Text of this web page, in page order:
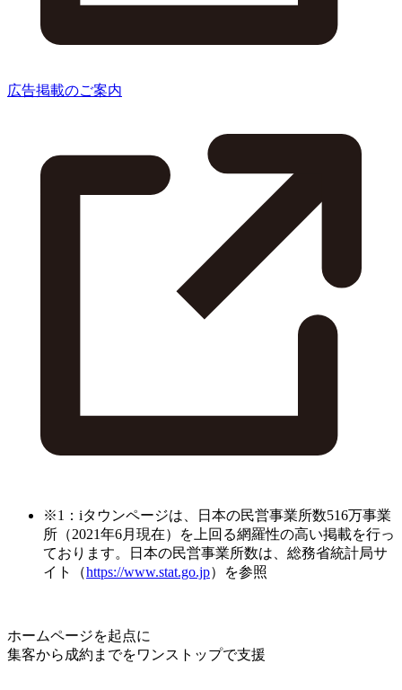
広告掲載のご案内
※1：iタウンページは、日本の民営事業所数516万事業
所（2021年6月現在）を上回る網羅性の高い掲載を行っ
ております。日本の民営事業所数は、総務省統計局サ
イト（https://www.stat.go.jp）を参照
ホームページを起点に
集客から成約までをワンストップで支援